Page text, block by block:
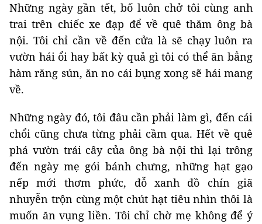
Những ngày gần tết, bố luôn chở tôi cùng anh
trai trên chiếc xe đạp để về quê thăm ông bà
nội. Tôi chỉ cần về đến cửa là sẽ chạy luôn ra
vườn hái ổi hay bất kỳ quả gì tôi có thể ăn bẳng
hàm răng sún, ăn no cái bụng xong sẽ hái mang
về.
Những ngày đó, tôi đâu cần phải làm gì, đến cái
chổi cũng chưa từng phải cầm qua. Hết về quê
phá vườn trái cây của ông bà nội thì lại trông
đến ngày mẹ gói bánh chưng, những hạt gạo
nếp mới thơm phức, đỗ xanh đồ chín giã
nhuyễn trộn cùng một chút hạt tiêu nhìn thôi là
muốn ăn vụng liền. Tôi chỉ chờ mẹ không để ý